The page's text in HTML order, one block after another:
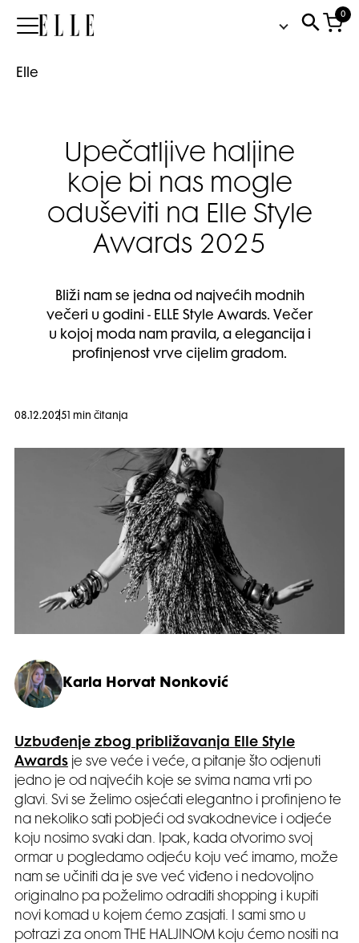
Elle
0
Elle
Upečatljive haljine
koje bi nas mogle
oduševiti na Elle Style
Awards 2025
Bliži nam se jedna od najvećih modnih
večeri u godini - ELLE Style Awards. Večer
u kojoj moda nam pravila, a elegancija i
profinjenost vrve cijelim gradom.
08.12.2025 1 min čitanja
Karla Horvat Nonković
Uzbuđenje zbog približavanja Elle Style
Awards je sve veće i veće, a pitanje što odjenuti
jedno je od najvećih koje se svima nama vrti po
glavi. Svi se želimo osjećati elegantno i profinjeno te
na nekoliko sati pobjeći od svakodnevice i odjeće
koju nosimo svaki dan. Ipak, kada otvorimo svoj
ormar u pogledamo odjeću koju već imamo, može
nam se učiniti da je sve već viđeno i nedovoljno
originalno pa poželimo odraditi shopping i kupiti
novi komad u kojem ćemo zasjati. I sami smo u
potrazi za onom THE HALJINOM koju ćemo nositi na